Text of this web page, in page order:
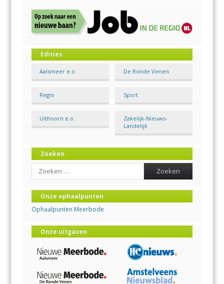
Edities
Aalsmeer e.o. De Ronde Venen
Regio Sport
Uithoorn e.o.
Zakelijk-Nieuws-
Landelijk
Zoeken
Search
Onze ophaalpunten
Ophaalpunten Meerbode
Onze uitgaven